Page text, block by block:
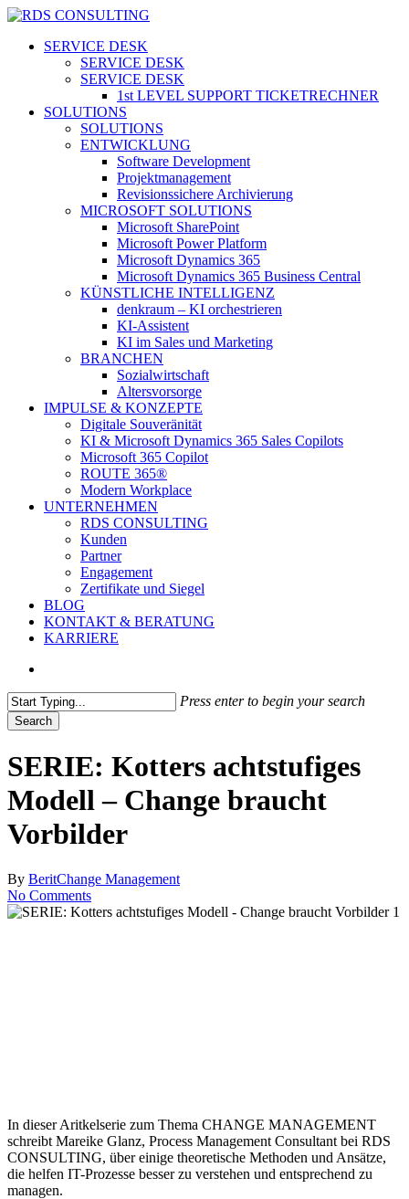
Skip
main
search
Menu
SERVICE DESK
SERVICE DESK
SERVICE DESK
1st LEVEL SUPPORT TICKETRECHNER
SOLUTIONS
SOLUTIONS
ENTWICKLUNG
Software Development
Projektmanagement
Revisionssichere Archivierung
MICROSOFT SOLUTIONS
Microsoft SharePoint
Microsoft Power Platform
Microsoft Dynamics 365
Microsoft Dynamics 365 Business Central
KÜNSTLICHE INTELLIGENZ
denkraum – KI orchestrieren
KI-Assistent
KI im Sales und Marketing
BRANCHEN
Sozialwirtschaft
Altersvorsorge
IMPULSE & KONZEPTE
Digitale Souveränität
KI & Microsoft Dynamics 365 Sales Copilots
Microsoft 365 Copilot
ROUTE 365®
Modern Workplace
UNTERNEHMEN
RDS CONSULTING
Kunden
Partner
Engagement
Zertifikate und Siegel
BLOG
KONTAKT & BERATUNG
KARRIERE
Press enter to begin your search
Search
Search
SERIE: Kotters achtstufiges
Modell – Change braucht
Vorbilder
By BeritChange Management
No Comments
In dieser Aritkelserie zum Thema CHANGE MANAGEMENT
schreibt Mareike Glanz, Process Management Consultant bei RDS
CONSULTING, über einige theoretische Methoden und Ansätze,
die helfen IT-Prozesse besser zu verstehen und entsprechend zu
managen.